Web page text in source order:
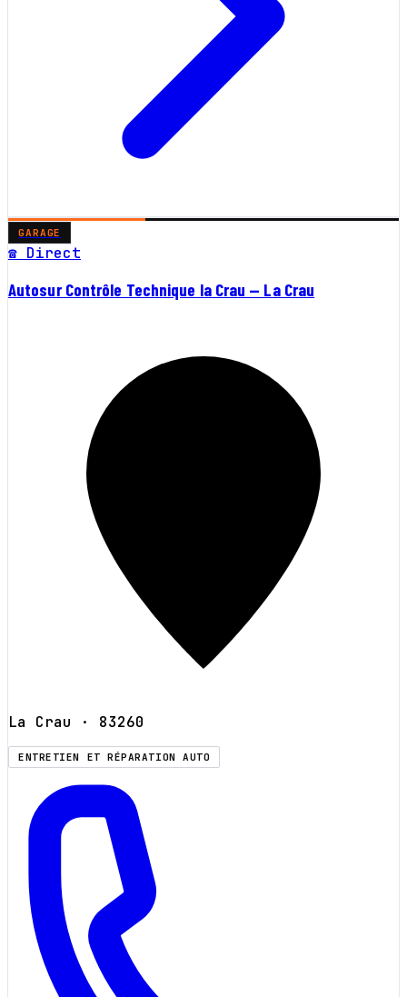
GARAGE
☎ Direct
Autosur Contrôle Technique la Crau — La Crau
La Crau · 83260
ENTRETIEN ET RÉPARATION AUTO